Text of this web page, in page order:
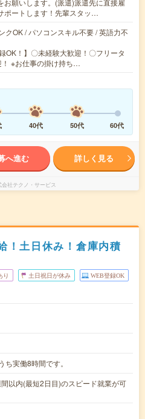
ポートします！先輩スタッ…
クOK / パソコンスキル不要 / 英語力不
OK！】〇未経験大歓迎！〇フリータ
※お仕事の掛け持ち…
40代 50代 60代
へ進む 詳しく見る
会社テクノ・サービス
！土日休み！倉庫内積
り 土日祝日が休み WEB登録OK
実働8時間です。
以内(最短2日目)のスピード就業が可